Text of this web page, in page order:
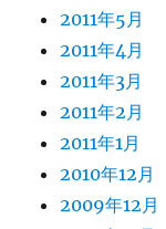
2011年5月
2011年4月
2011年3月
2011年2月
2011年1月
2010年12月
2009年12月